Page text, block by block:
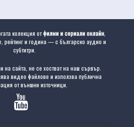
колекция отфилми и сериали онлайн,
рейтинг и година — с българско аудио и
субтитри.
на сайта, не се хостват на наш сървър.
видео файлове и използва публична
от външни източници.